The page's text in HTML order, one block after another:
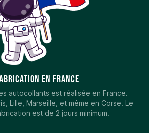
en France
autocollants est réalisée en France.
Lille, Marseille, et même en Corse. Le
est de 2 jours minimum.